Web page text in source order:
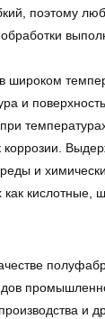
поэтому
широком
и
коррозии.
и
как
и